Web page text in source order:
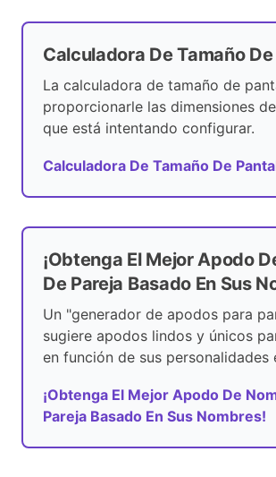
Calculadora De Tamaño
La calculadora de tamaño de
proporcionarle las dimensiones
que está intentando configurar.
Calculadora De Tamaño De
¡Obtenga El Mejor Apodo
De Pareja Basado En Sus
Un "generador de apodos para
sugiere apodos lindos y únicos
en función de sus personalidades
¡Obtenga El Mejor Apodo De
Pareja Basado En Sus Nombres!